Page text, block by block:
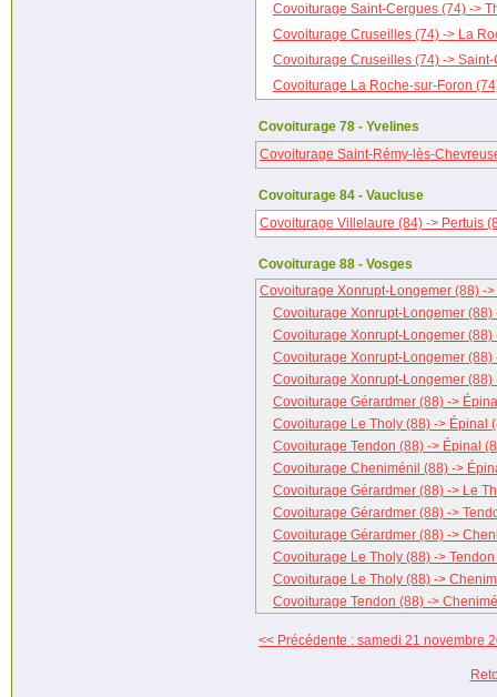
Covoiturage Saint-Cergues (74) ->
Covoiturage Cruseilles (74) -> La
Covoiturage Cruseilles (74) ->
Covoiturage La Roche-sur-Foron
Covoiturage 78 - Yvelines
Covoiturage Saint-Rémy-lès-
Covoiturage 84 - Vaucluse
Covoiturage Villelaure (84) -> Pertuis
Covoiturage 88 - Vosges
Covoiturage Xonrupt-Longemer (88) -
Covoiturage Xonrupt-Longemer (88)
Covoiturage Xonrupt-Longemer (88)
Covoiturage Xonrupt-Longemer (88)
Covoiturage Xonrupt-Longemer
Covoiturage Gérardmer (88) ->
Covoiturage Le Tholy (88) -> Épinal
Covoiturage Tendon (88) -> Épinal
Covoiturage Cheniménil (88) ->
Covoiturage Gérardmer (88) -> Le
Covoiturage Gérardmer (88) ->
Covoiturage Gérardmer (88) ->
Covoiturage Le Tholy (88) ->
Covoiturage Le Tholy (88) ->
Covoiturage Tendon (88) ->
<< Précédente : samedi 21 novembre